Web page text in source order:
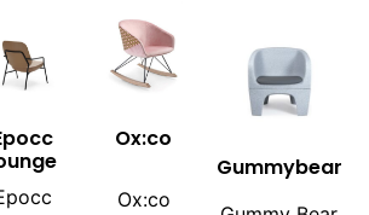
Ox:co
Ox:co
Gummybear